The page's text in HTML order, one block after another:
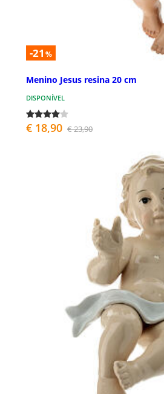
-21 %
Menino Jesus resina 20 cm
DISPONÍVEL
€ 18,90 € 23,90